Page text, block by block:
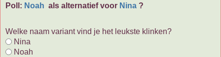
Poll: Noah als alternatief voor Nina ?
Welke naam variant vind je het leukste klinken?
Nina
Noah